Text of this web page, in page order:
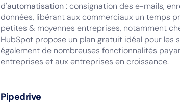
d'automatisation: consignation des e-mails,
données, libérant aux commerciaux un temps
petites & moyennes entreprises, notamment
HubSpot propose un plan gratuit idéal pour
également de nombreuses fonctionnalités
entreprises et aux entreprises en croissance.
Pipedrive